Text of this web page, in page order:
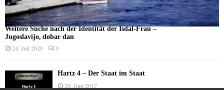
Weitere Suche nach der Identität der Isdal-Frau –
Jugoslavijo, dobar dan
24. Juli 2020 0
Hartz 4 – Der Staat im Staat
20. Juni 2017